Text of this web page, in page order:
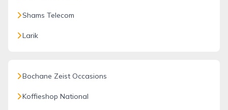
Shams Telecom
Larik
Bochane Zeist Occasions
Koffieshop National